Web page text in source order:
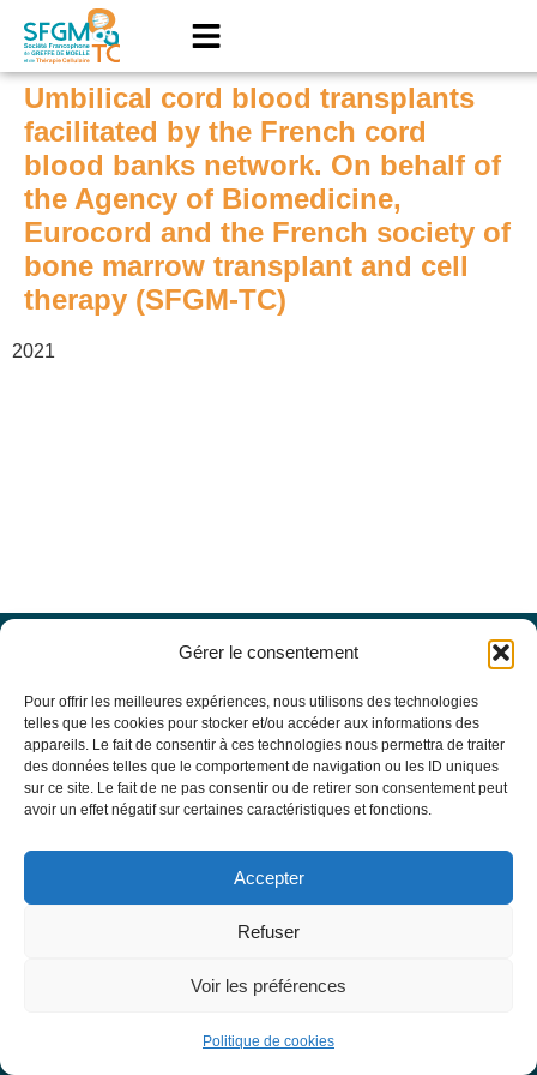
Gérer le consentement
Pour offrir les meilleures expériences, nous utilisons des technologies
telles que les cookies pour stocker et/ou accéder aux informations des
appareils. Le fait de consentir à ces technologies nous permettra de traiter
des données telles que le comportement de navigation ou les ID uniques
sur ce site. Le fait de ne pas consentir ou de retirer son consentement peut
avoir un effet négatif sur certaines caractéristiques et fonctions.
Accepter
Refuser
Voir les préférences
Politique de cookies
Umbilical cord blood transplants
facilitated by the French cord
blood banks network. On behalf of
the Agency of Biomedicine,
Eurocord and the French society of
bone marrow transplant and cell
therapy (SFGM-TC)
2021
Actualités
Agenda
Missions du site
Mentions légales
Conditions générales d’utilisation
Base de données EBMT Registry